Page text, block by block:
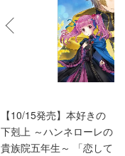
【10/15発売】本好きの
下剋上 ～ハンネローレの
貴族院五年生～ 「恋して